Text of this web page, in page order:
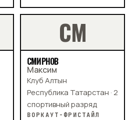
СМ
СМИРНОВ
Максим
Клуб Алтын
Республика Татарстан · 2
спортивный разряд
ВОРКАУТ-ФРИСТАЙЛ